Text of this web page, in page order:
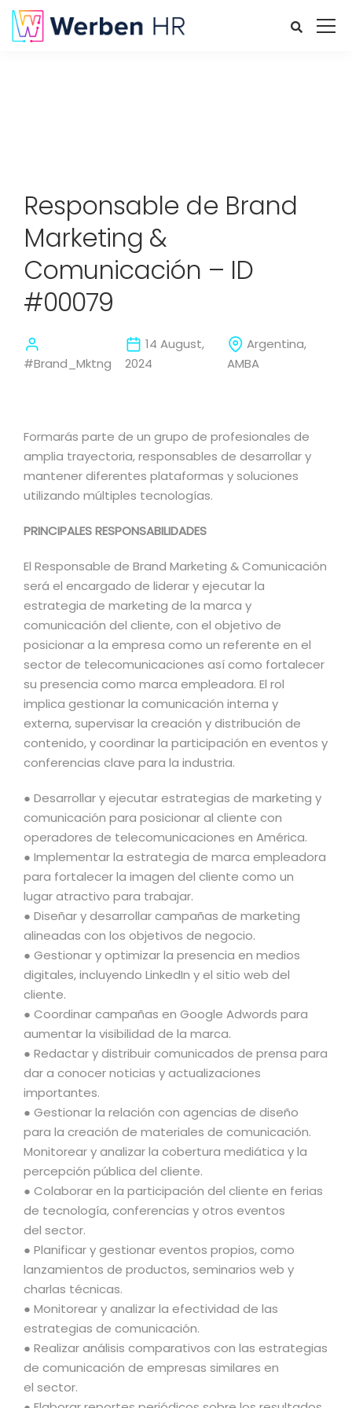
Responsable de Brand
Marketing &
Comunicación – ID
#00079
#Brand_Mktng
14 August,
2024
Argentina,
AMBA
Formarás parte de un grupo de profesionales de
amplia trayectoria, responsables de desarrollar y
mantener diferentes plataformas y soluciones
utilizando múltiples tecnologías.
PRINCIPALES RESPONSABILIDADES
El Responsable de Brand Marketing & Comunicación
será el encargado de liderar y ejecutar la
estrategia de marketing de la marca y
comunicación del cliente, con el objetivo de
posicionar a la empresa como un referente en el
sector de telecomunicaciones así como fortalecer
su presencia como marca empleadora. El rol
implica gestionar la comunicación interna y
externa, supervisar la creación y distribución de
contenido, y coordinar la participación en eventos y
conferencias clave para la industria.
● Desarrollar y ejecutar estrategias de marketing y
comunicación para posicionar al cliente con
operadores de telecomunicaciones en América.
● Implementar la estrategia de marca empleadora
para fortalecer la imagen del cliente como un
lugar atractivo para trabajar.
● Diseñar y desarrollar campañas de marketing
alineadas con los objetivos de negocio.
● Gestionar y optimizar la presencia en medios
digitales, incluyendo LinkedIn y el sitio web del
cliente.
● Coordinar campañas en Google Adwords para
aumentar la visibilidad de la marca.
● Redactar y distribuir comunicados de prensa para
dar a conocer noticias y actualizaciones
importantes.
● Gestionar la relación con agencias de diseño
para la creación de materiales de comunicación.
Monitorear y analizar la cobertura mediática y la
percepción pública del cliente.
● Colaborar en la participación del cliente en ferias
de tecnología, conferencias y otros eventos
del sector.
● Planificar y gestionar eventos propios, como
lanzamientos de productos, seminarios web y
charlas técnicas.
● Monitorear y analizar la efectividad de las
estrategias de comunicación.
● Realizar análisis comparativos con las estrategias
de comunicación de empresas similares en
el sector.